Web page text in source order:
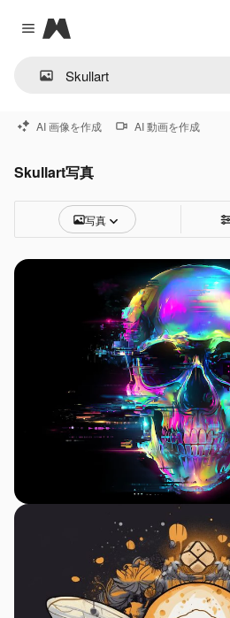
Close menu
Magnific
AI 画像を作成 AI 動画を作成
Skullart写真
写真